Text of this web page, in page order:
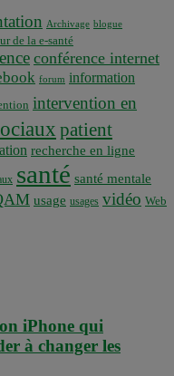
Archivage blogue
de la e-santé
conférence internet
forum information
intervention en
patient
recherche en ligne
santé santé mentale
usage usages vidéo Web
iPhone qui
à changer les